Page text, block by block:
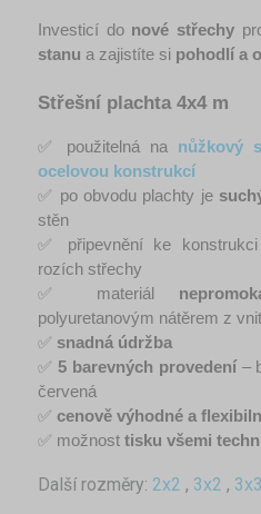
Investicí do nové střechy
stanu a zajistíte si pohodlí a
Střešní plachta 4x4 m
✅ použitelná na nůžkový
ocelovou konstrukcí
✅ po obvodu plachty je
stěn
✅ připevnění ke
rozích střechy
✅ materiál
polyuretanovým nátěrem z
✅ snadná údržba
✅ 5 barevných provedení –
červená
✅ cenově výhodné a
✅ možnost tisku všemi
Další rozměry: 2x2 , 3x2 , 3x3